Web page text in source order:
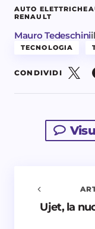
AUTO ELETTRICHE
RENAULT
Mauro Tedeschiniil
TECNOLOGIA
CONDIVIDI
Avvisami
Ujet, la